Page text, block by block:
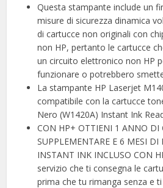
Questa stampante include un
misure di sicurezza dinamica
di cartucce non originali con
non HP, pertanto le cartucce
un circuito elettronico non HP
funzionare o potrebbero
La stampante HP Laserjet
compatibile con la cartucce
Nero (W1420A) Instant Ink
CON HP+ OTTIENI 1 ANNO DI
SUPPLEMENTARE E 6 MESI DI
INSTANT INK INCLUSO CON
servizio che ti consegna le
prima che tu rimanga senza e